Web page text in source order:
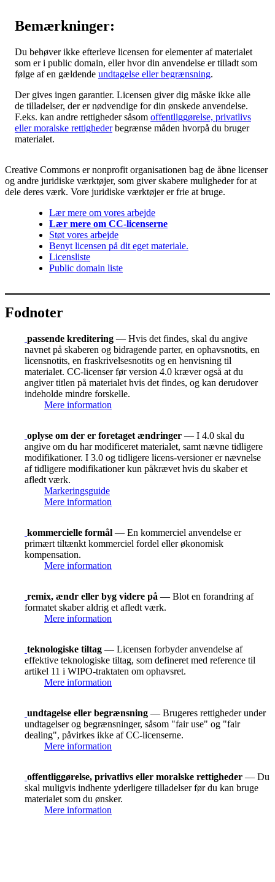
Bemærkninger:
Du behøver ikke efterleve licensen for elementer af materialet
som er i public domain, eller hvor din anvendelse er tilladt som
følge af en gældende undtagelse eller begrænsning.
Der gives ingen garantier. Licensen giver dig måske ikke alle
de tilladelser, der er nødvendige for din ønskede anvendelse.
F.eks. kan andre rettigheder såsom offentliggørelse, privatlivs
eller moralske rettighederbegrænse måden hvorpå du bruger
materialet.
Creative Commons er nonprofit organisationen bag de åbne licenser
og andre juridiske værktøjer, som giver skabere muligheder for at
dele deres værk. Vore juridiske værktøjer er frie at bruge.
Lær mere om vores arbejde
Lær mere om CC-licenserne
Støt vores arbejde
Benyt licensen på dit eget materiale.
Licensliste
Public domain liste
Fodnoter
passende kreditering — Hvis det findes, skal du angive
navnet på skaberen og bidragende parter, en ophavsnotits, en
licensnotits, en fraskrivelsesnotits og en henvisning til
materialet. CC-licenser før version 4.0 kræver også at du
angiver titlen på materialet hvis det findes, og kan derudover
indeholde mindre forskelle.
Mere information
oplyse om der er foretaget ændringer — I 4.0 skal du
angive om du har modificeret materialet, samt nævne tidligere
modifikationer. I 3.0 og tidligere licens-versioner er nævnelse
af tidligere modifikationer kun påkrævet hvis du skaber et
afledt værk.
Markeringsguide
Mere information
kommercielle formål — En kommerciel anvendelse er
primært tiltænkt kommerciel fordel eller økonomisk
kompensation.
Mere information
remix, ændr eller byg videre på — Blot en forandring af
formatet skaber aldrig et afledt værk.
Mere information
teknologiske tiltag — Licensen forbyder anvendelse af
effektive teknologiske tiltag, som defineret med reference til
artikel 11 i WIPO-traktaten om ophavsret.
Mere information
undtagelse eller begrænsning — Brugeres rettigheder under
undtagelser og begrænsninger, såsom "fair use" og "fair
dealing", påvirkes ikke af CC-licenserne.
Mere information
offentliggørelse, privatlivs eller moralske rettigheder — Du
skal muligvis indhente yderligere tilladelser før du kan bruge
materialet som du ønsker.
Mere information